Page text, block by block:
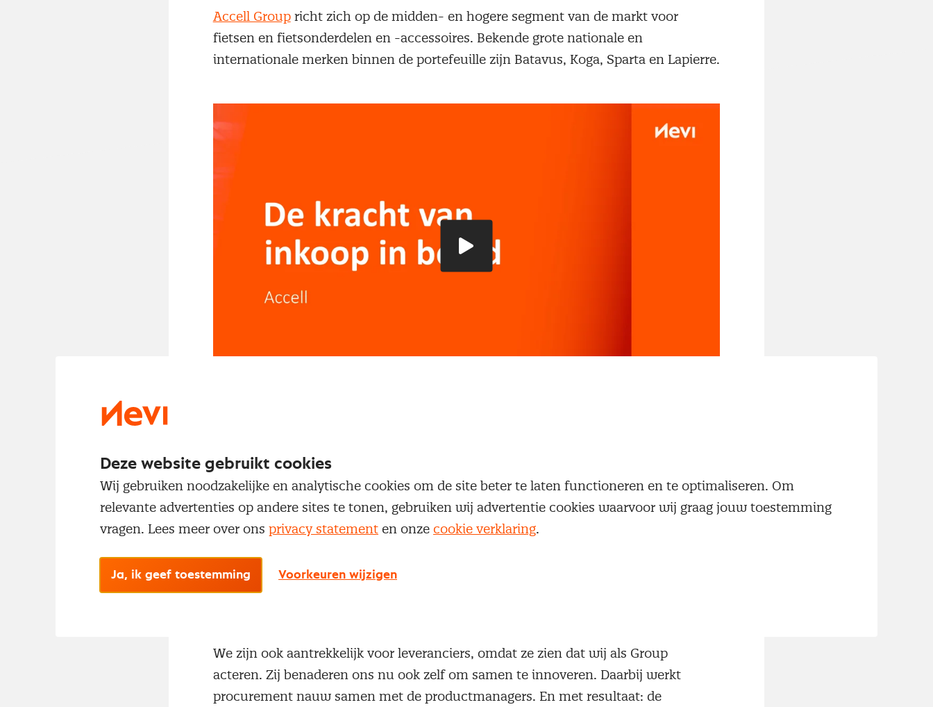
Accell Groupricht zich op de midden- en hogere segment van de markt voor
fietsen en fietsonderdelen en -accessoires. Bekende grote nationale en
internationale merken binnen de portefeuille zijn Batavus, Koga, Sparta en Lapierre.
video
was er geen inkooporganisatie op groepsniveau. Er werd er vooral lokaal ingekocht,
door productmanagers. Met het centraliseren van de inkoop wordt de potentie
binnen Accell Group aanzienlijk beter benut.
Jorden: “Dat gaat veel verder dan prijzen van componenten. Denk bijvoorbeeld aan
het terugbrengen van het aantal logistieke bewegingen door collaborative planning.
Met een internationaal georiënteerd bedrijf zoals Accell maak je dan grote slagen.
Dit brengt voordelen voor ons én de leverancier: een gedeelde winst.”
We zijn ook aantrekkelijk voor leveranciers, omdat ze zien dat wij als Group
acteren. Zij benaderen ons nu ook zelf om samen te innoveren. Daarbij werkt
procurement nauw samen met de productmanagers. En met resultaat: de
Deze website gebruikt cookies
Wij gebruiken noodzakelijke en analytische cookies om de site beter te laten functioneren en te optimaliseren. Om
relevante advertenties op andere sites te tonen, gebruiken wij advertentie cookies waarvoor wij graag jouw toestemming
vragen. Lees meer over ons privacy statement en onze cookie verklaring.
Ja, ik geef toestemming Voorkeuren wijzigen